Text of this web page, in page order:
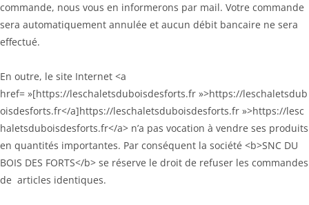
commande, nous vous en informerons par mail. Votre commande
sera automatiquement annulée et aucun débit bancaire ne sera
effectué.
En outre, le site Internet <a
href= »[https://leschaletsduboisdesforts.fr »>https://leschaletsdub
oisdesforts.fr</a]https://leschaletsduboisdesforts.fr »>https://lesc
haletsduboisdesforts.fr</a> n’a pas vocation à vendre ses produits
en quantités importantes. Par conséquent la société <b>SNC DU
BOIS DES FORTS</b> se réserve le droit de refuser les commandes
de articles identiques.